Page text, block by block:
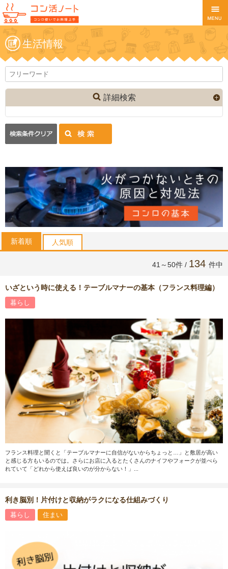
生活情報
詳細検索
新着順 人気順
41～50件 / 134 件中
いざという時に使える！テーブルマナーの基本（フランス料理編）
暮らし
フランス料理と聞くと「テーブルマナーに自信がないからちょっと…」と敷居が高い
と感じる方もいるのでは。さらにお店に入るとたくさんのナイフやフォークが並べら
れていて「どれから使えば良いのが分からない！」...
利き脳別！片付けと収納がラクになる仕組みづくり
暮らし 住まい